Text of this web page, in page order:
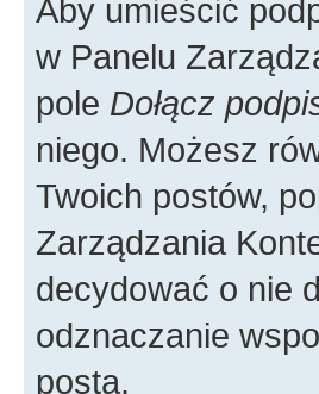
Aby umieścić
w Panelu
pole Dołącz
niego. Możesz
Twoich postów,
Zarządzania
decydować o nie
odznaczanie
posta.